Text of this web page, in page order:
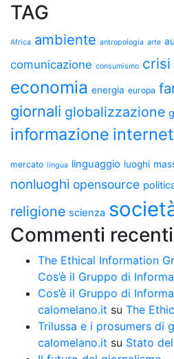
TAG
Africa ambiente antropologia arte
comunicazione consumismo crisi
economia energia europa
giornali globalizzazione
informazione internet
mercato lingua linguaggio luoghi
nonluoghi opensource
religione scienza
Commenti recenti
The Ethical Information
Cos’è il Gruppo di
Cos’è il Gruppo di
calomelano.it su The
Trilussa e i prosumers di
calomelano.it su Stato